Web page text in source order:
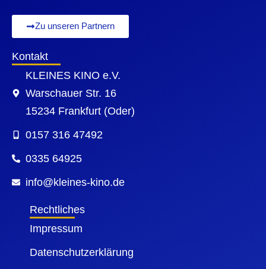
Zu unseren Partnern
Kontakt
KLEINES KINO e.V.
Warschauer Str. 16
15234 Frankfurt (Oder)
0157 316 47492
0335 64925
info@kleines-kino.de
Rechtliches
Impressum
Datenschutzerklärung